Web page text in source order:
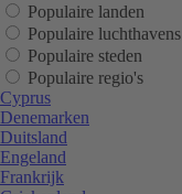
Populaire landen
Populaire luchthavens
Populaire steden
Populaire regio's
Cyprus
Denemarken
Duitsland
Engeland
Frankrijk